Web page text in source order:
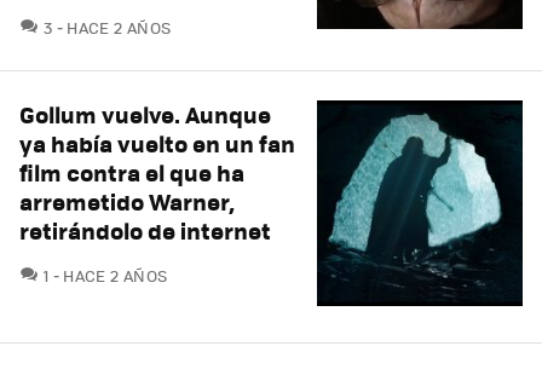
3 COMENTARIOS
HACE 2 AÑOS
Gollum vuelve. Aunque
ya había vuelto en un fan
film contra el que ha
arremetido Warner,
retirándolo de internet
1 COMENTARIOS
HACE 2 AÑOS